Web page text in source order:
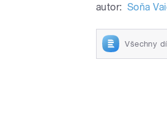
autor: Soňa
Všechny